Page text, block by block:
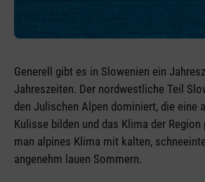
Generell gibt es in Slowenien ein
Jahreszeiten. Der nordwestliche Teil
den Julischen Alpen dominiert, die eine
Kulisse bilden und das Klima der
man alpines Klima mit kalten,
angenehm lauen Sommern.